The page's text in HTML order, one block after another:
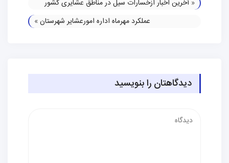
« آخرین اخبار ازخسارات سیل در مناطق عشایری کشور
عملکرد مهرماه اداره امورعشایر شهرستان»
دیدگاهتان را بنویسید